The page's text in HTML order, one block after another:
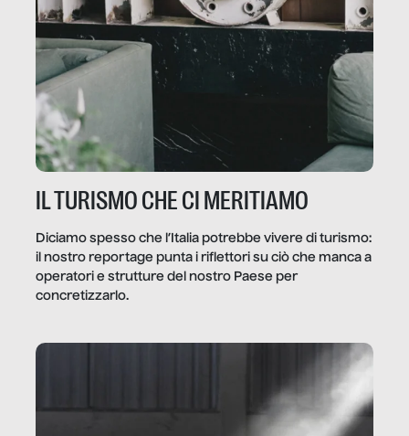
IL TURISMO CHE CI MERITIAMO
Diciamo spesso che l’Italia potrebbe vivere di turismo:
il nostro reportage punta i riflettori su ciò che manca a
operatori e strutture del nostro Paese per
concretizzarlo.